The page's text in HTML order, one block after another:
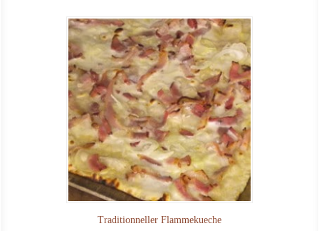
Traditionneller Flammekueche